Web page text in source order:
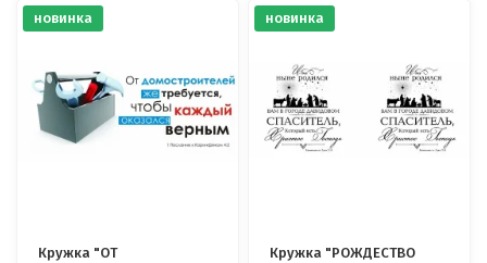
новинка
Кружка "ОТ
новинка
Кружка "РОЖДЕСТВО